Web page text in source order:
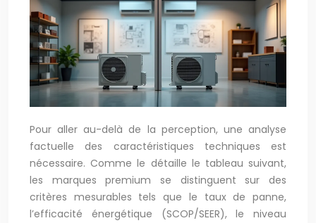
Pour aller au-delà de la perception, une analyse
factuelle des caractéristiques techniques est
nécessaire. Comme le détaille le tableau suivant,
les marques premium se distinguent sur des
critères mesurables tels que le taux de panne,
l’efficacité énergétique (SCOP/SEER), le niveau